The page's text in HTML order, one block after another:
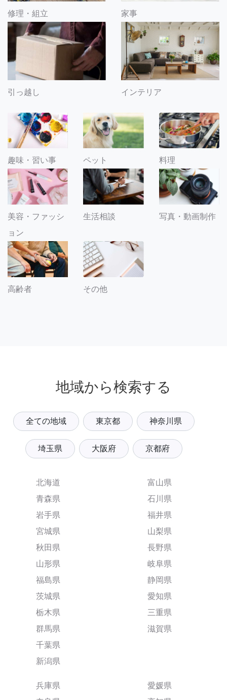
修理・組立 家事
引っ越し インテリア
趣味・習い事 ペット 料理
美容・ファッシ
ョン
生活相談 写真・動画制作
高齢者 その他
地域から検索する
全ての地域 東京都 神奈川県
埼玉県 大阪府 京都府
北海道
青森県
岩手県
宮城県
秋田県
山形県
福島県
茨城県
栃木県
群馬県
千葉県
新潟県
富山県
石川県
福井県
山梨県
長野県
岐阜県
静岡県
愛知県
三重県
滋賀県
兵庫県
愛媛県